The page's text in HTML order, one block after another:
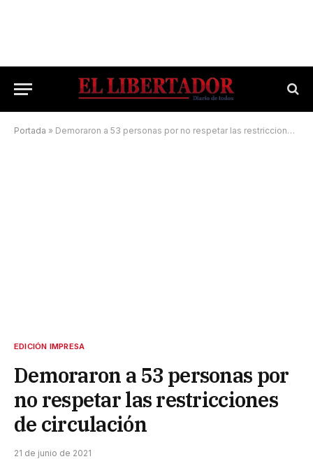
Portada » Demoraron a 53 personas por no respetar las restricciones de circulación
EDICIÓN IMPRESA
Demoraron a 53 personas por
no respetar las restricciones
de circulación
21 de junio de 2021